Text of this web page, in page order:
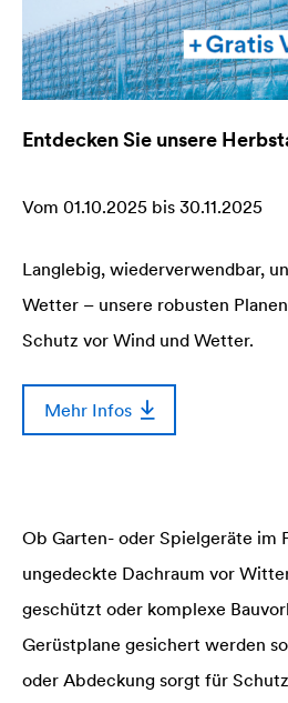
Entdecken Sie unsere
Vom 01.10.2025 bis 30.11.2025
Langlebig, wiederverwendbar,
Wetter – unsere robusten
Schutz vor Wind und Wetter.
Mehr Infos
Ob Garten- oder Spielgeräte im
ungedeckte Dachraum vor
geschützt oder komplexe
Gerüstplane gesichert werden
oder Abdeckung sorgt für